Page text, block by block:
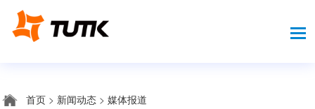
首页 > 新闻动态 >媒体报道